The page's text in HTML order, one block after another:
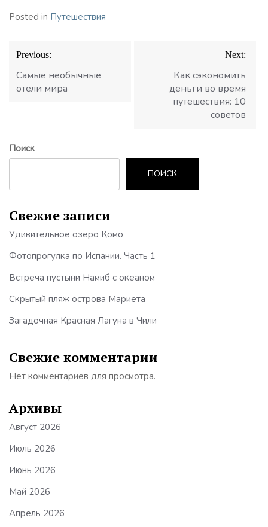
Posted in Путешествия
Навигация
по
записям
Previous:
Самые необычные
отели мира
Next:
Как сэкономить
деньги во время
путешествия: 10
советов
Поиск
ПОИСК
Свежие записи
Удивительное озеро Комо
Фотопрогулка по Испании. Часть 1
Встреча пустыни Намиб с океаном
Скрытый пляж острова Мариета
Загадочная Красная Лагуна в Чили
Свежие комментарии
Нет комментариев для просмотра.
Архивы
Август 2026
Июль 2026
Июнь 2026
Май 2026
Апрель 2026